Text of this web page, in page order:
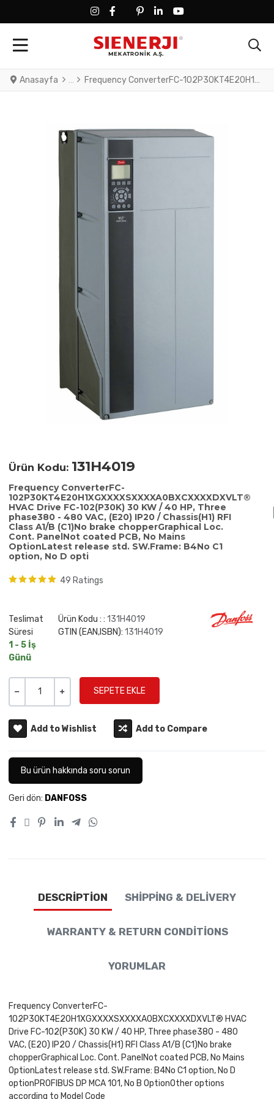
FACEBOOK SOCIAL LINK
FACEBOOK SOCIAL LINK
TWITTER SOCIAL LINK
PINTEREST SOCIAL LINK
LINKEDIN SOCIAL LINK
YOUTUBE SOCIAL LINK
Anasayfa Frequency ConverterFC-102P30KT4E20H1XGXXXXSXXXXA0BXCXXXXDXVLT® HVAC Drive FC-102(P30K) 30 KW / 40 HP, Three phase380 - 480 VAC, (E20) IP20 / Chassis(H1) RFI Class A1/B (C1)No brake chopperGraphical Loc. Cont. PanelNot coated PCB, No Mains OptionLatest release std. SW.Frame: B4No C1 option, No D opti
Ürün Kodu: 131H4019
Frequency ConverterFC-
102P30KT4E20H1XGXXXXSXXXXA0BXCXXXXDXVLT®
HVAC Drive FC-102(P30K) 30 KW / 40 HP, Three
phase380 - 480 VAC, (E20) IP20 / Chassis(H1) RFI
Class A1/B (C1)No brake chopperGraphical Loc.
Cont. PanelNot coated PCB, No Mains
OptionLatest release std. SW.Frame: B4No C1
option, No D opti
49 Ratings
Teslimat
Süresi
1 - 5 İş
Günü
Ürün Kodu : : 131H4019
GTIN (EAN,ISBN): 131H4019
Add to Wishlist Add to Compare
Bu ürün hakkında soru sorun
Geri dön: DANFOSS
DESCRIPTION SHIPPING & DELIVERY
WARRANTY & RETURN CONDITIONS
YORUMLAR
Frequency ConverterFC-
102P30KT4E20H1XGXXXXSXXXXA0BXCXXXXDXVLT® HVAC
Drive FC-102(P30K) 30 KW / 40 HP, Three phase380 - 480
VAC, (E20) IP20 / Chassis(H1) RFI Class A1/B (C1)No brake
chopperGraphical Loc. Cont. PanelNot coated PCB, No Mains
OptionLatest release std. SW.Frame: B4No C1 option, No D
optionPROFIBUS DP MCA 101, No B OptionOther options
according to Model Code